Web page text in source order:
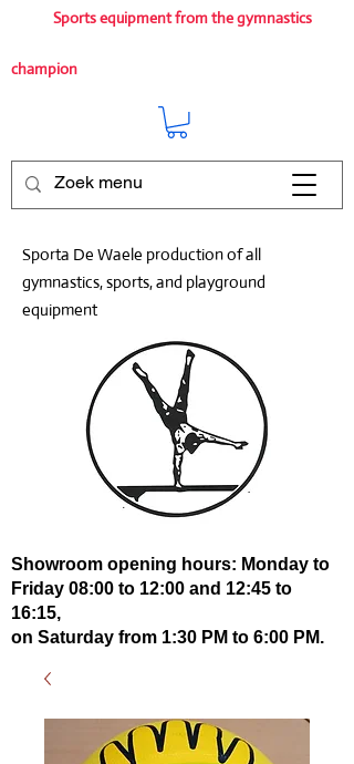
Sports equipment from the gymnastics
champion
Sporta De Waele production of all
gymnastics, sports, and playground
equipment
Showroom opening hours: Monday to
Friday 08:00 to 12:00 and 12:45 to
16:15,
on Saturday from 1:30 PM to 6:00 PM.